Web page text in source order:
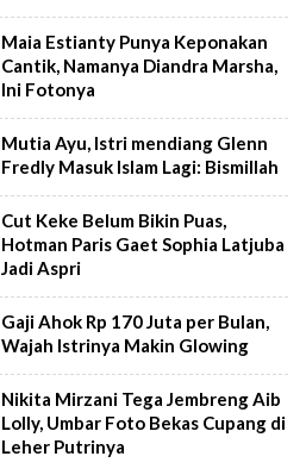
Maia Estianty Punya Keponakan
Cantik, Namanya Diandra Marsha,
Ini Fotonya
Mutia Ayu, Istri mendiang Glenn
Fredly Masuk Islam Lagi: Bismillah
Cut Keke Belum Bikin Puas,
Hotman Paris Gaet Sophia Latjuba
Jadi Aspri
Gaji Ahok Rp 170 Juta per Bulan,
Wajah Istrinya Makin Glowing
Nikita Mirzani Tega Jembreng Aib
Lolly, Umbar Foto Bekas Cupang di
Leher Putrinya